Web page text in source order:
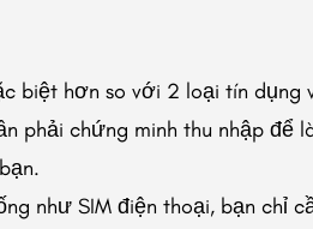
biệt hơn so với 2 loại tín dụng
phải chứng minh thu nhập để
như SIM điện thoại, bạn chỉ